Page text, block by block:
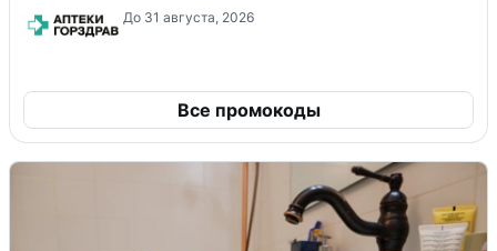
До 31 августа, 2026
Все промокоды